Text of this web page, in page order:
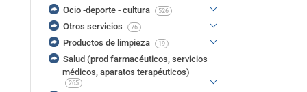
Ocio -deporte - cultura 526
Otros servicios 76
Productos de limpieza 19
Salud (prod farmacéuticos, servicios
médicos, aparatos terapéuticos)
265